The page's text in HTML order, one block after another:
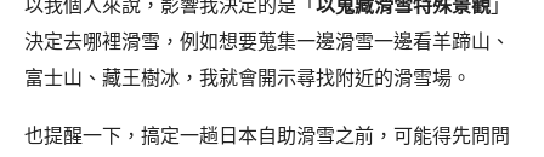
決定去哪裡滑雪，例如想要蒐集一邊滑雪一邊看羊蹄山、
富士山、藏王樹冰，我就會開示尋找附近的滑雪場。
也提醒一下，搞定一趟日本自助滑雪之前，可能得先問問